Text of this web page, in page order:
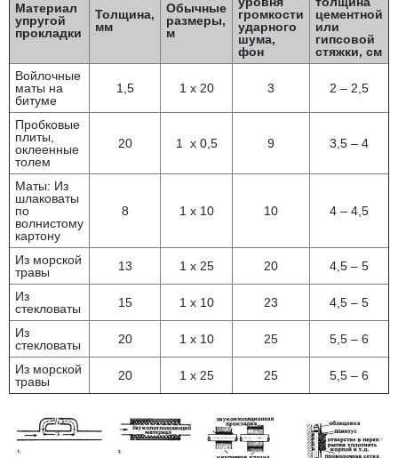
Материал
упругой
прокладки
Толщина,
мм
Обычные
размеры,
м
громкости
ударного
шума,
фон
цементной
или
гипсовой
стяжки, см
Войлочные
маты на
битуме
1,5 1 х 20 3 2 – 2,5
Пробковые
плиты,
оклеенные
толем
20 1 х 0,5 9 3,5 – 4
Маты: Из
шлаковаты
по
волнистому
картону
8 1 х 10 10 4 – 4,5
Из морской
травы
13 1 х 25 20 4,5 – 5
Из
стекловаты
15 1 х 10 23 4,5 – 5
Из
стекловаты
20 1 х 10 25 5,5 – 6
Из морской
травы
20 1 х 25 25 5,5 – 6